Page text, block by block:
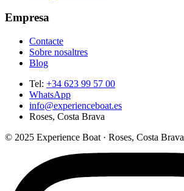
Empresa
Contacte
Sobre nosaltres
Blog
Tel: +34 623 99 57 00
WhatsApp
info@experienceboat.es
Roses, Costa Brava
© 2025 Experience Boat · Roses, Costa Brava